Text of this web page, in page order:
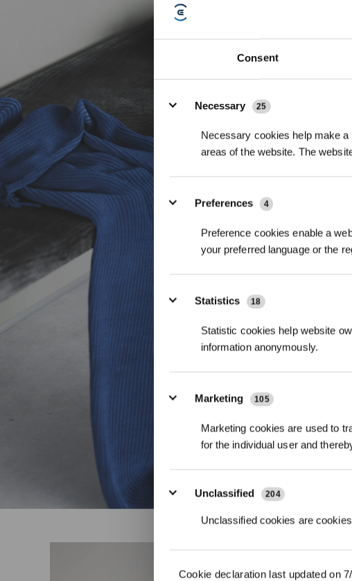
Consent
Necessary
25
Necessary cookies help make
areas of the website. The
Preferences 4
Preference cookies enable a
your preferred language or the
Statistics 18
Statistic cookies help website
information anonymously.
Marketing 105
Marketing cookies are used to
for the individual user and
Unclassified 204
Unclassified cookies are
Cookie declaration last updated on